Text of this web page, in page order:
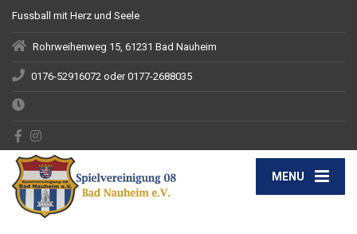
Fussball mit Herz und Seele
Rohrweihenweg 15, 61231 Bad Nauheim
0176-52916072 oder 0177-2688035
MENU